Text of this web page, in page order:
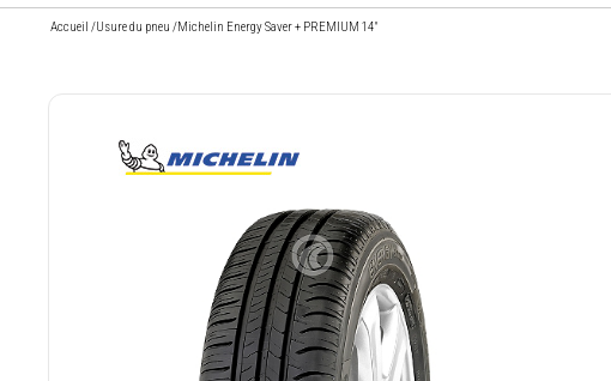
Accueil /Usure du pneu /Michelin Energy Saver + PREMIUM 14"